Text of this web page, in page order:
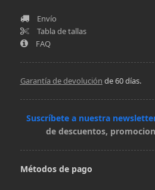
Envío
Tabla de tallas
FAQ
Garantía de devolución de 60 días.
Suscríbete a nuestra
de descuentos,
Métodos de pago